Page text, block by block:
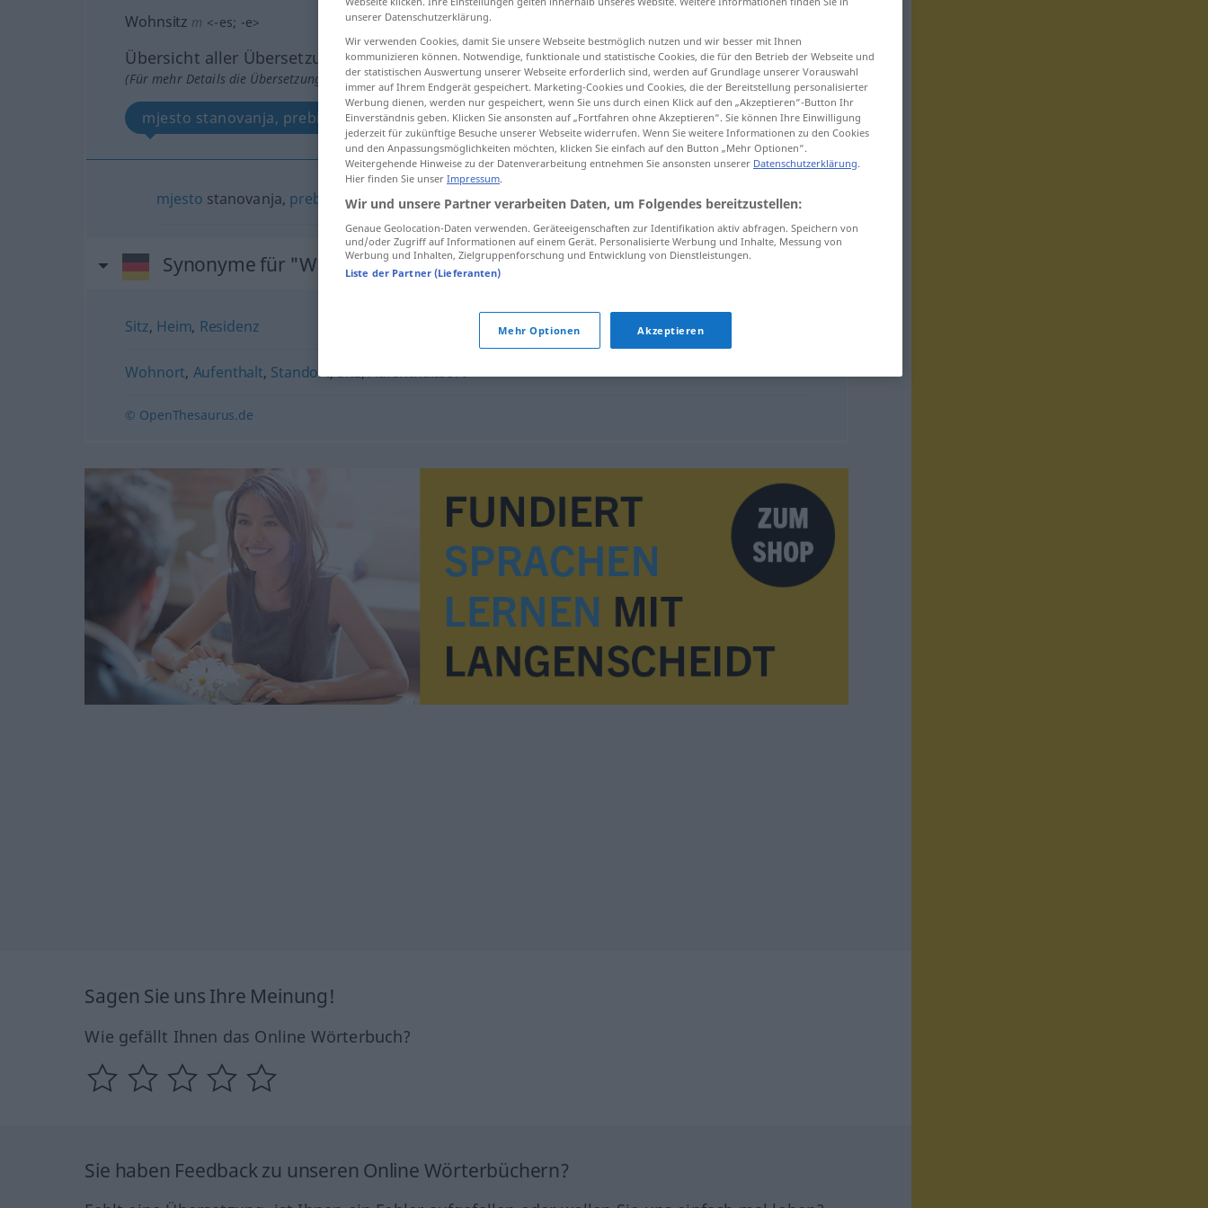
Wohnsitz m <-es; -e>
Übersicht aller Übersetzungen
(Für mehr Details die Übersetzung anklicken/antippen)
mjesto stanovanja, prebivalište
mjesto stanovanja, prebivalište Wohnsitz
Synonyme für "Wohnsitz"
Sitz, Heim, Residenz
Wohnort, Aufenthalt, Standort,Sitz,Aufenthaltsort
© OpenThesaurus.de
Sagen Sie uns Ihre Meinung!
Wie gefällt Ihnen das Online Wörterbuch?
Sie haben Feedback zu unseren Online Wörterbüchern?
unserer Datenschutzerklärung.
Wir verwenden Cookies, damit Sie unsere Webseite bestmöglich nutzen und wir besser mit Ihnen
kommunizieren können. Notwendige, funktionale und statistische Cookies, die für den Betrieb der Webseite und
der statistischen Auswertung unserer Webseite erforderlich sind, werden auf Grundlage unserer Vorauswahl
immer auf Ihrem Endgerät gespeichert. Marketing-Cookies und Cookies, die der Bereitstellung personalisierter
Werbung dienen, werden nur gespeichert, wenn Sie uns durch einen Klick auf den „Akzeptieren“-Button Ihr
Einverständnis geben. Klicken Sie ansonsten auf „Fortfahren ohne Akzeptieren“. Sie können Ihre Einwilligung
jederzeit für zukünftige Besuche unserer Webseite widerrufen. Wenn Sie weitere Informationen zu den Cookies
und den Anpassungsmöglichkeiten möchten, klicken Sie einfach auf den Button „Mehr Optionen“.
Weitergehende Hinweise zu der Datenverarbeitung entnehmen Sie ansonsten unserer Datenschutzerklärung.
Hier finden Sie unser Impressum.
Wir und unsere Partner verarbeiten Daten, um Folgendes bereitzustellen:
Genaue Geolocation-Daten verwenden. Geräteeigenschaften zur Identifikation aktiv abfragen. Speichern von
und/oder Zugriff auf Informationen auf einem Gerät. Personalisierte Werbung und Inhalte, Messung von
Werbung und Inhalten, Zielgruppenforschung und Entwicklung von Dienstleistungen.
Liste der Partner (Lieferanten)
Mehr Optionen Akzeptieren